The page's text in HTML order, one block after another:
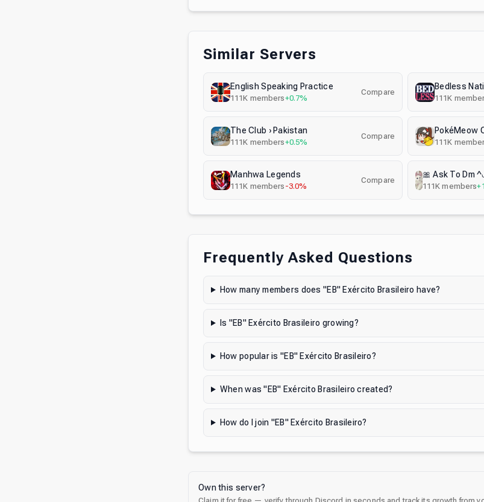
Similar Servers
English Speaking Practice
111K members+0.7%
Compare
Bedless
111K
The Club › Pakistan
111K members+0.5%
Compare
PokéMeow
111K
Manhwa Legends
111K members -3.0%
Compare
111K members
Frequently Asked Questions
How many members does "EB" Exército Brasileiro have?
Is "EB" Exército Brasileiro growing?
How popular is "EB" Exército Brasileiro?
When was "EB" Exército Brasileiro created?
How do I join "EB" Exército Brasileiro?
Own this server?